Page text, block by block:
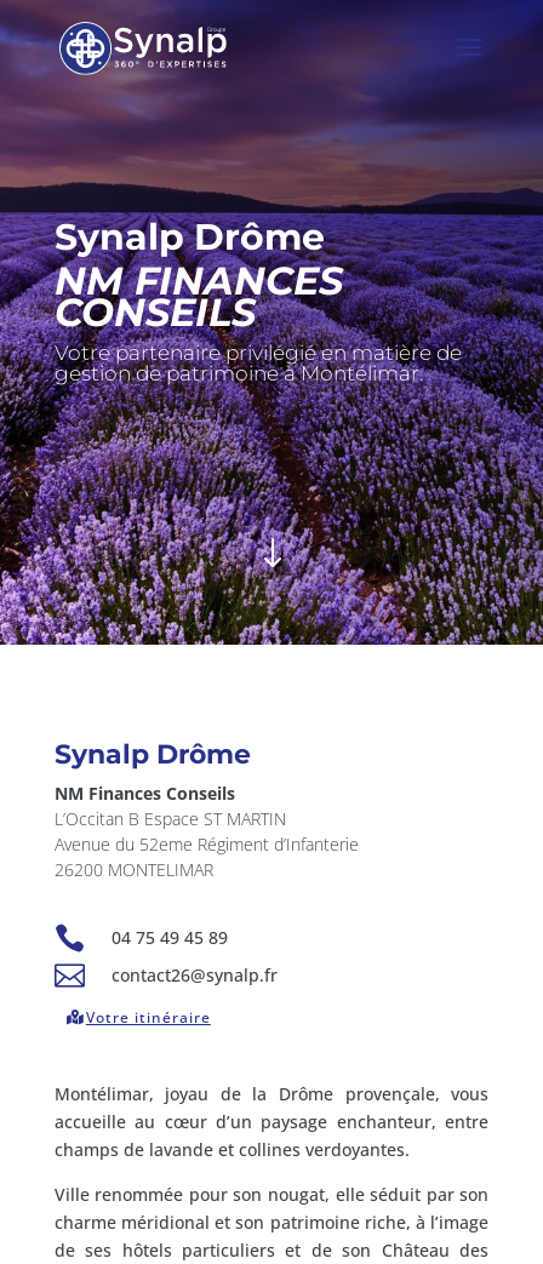
Synalp Drôme
NM FINANCES
CONSEILS
Votre partenaire privilégié en matière de
gestion de patrimoine à Montélimar.
"
Synalp Drôme
NM Finances Conseils
L’Occitan B Espace ST MARTIN
Avenue du 52eme Régiment d’Infanterie
26200 MONTELIMAR
 04 75 49 45 89
 contact26@synalp.fr
Votre itinéraire
Montélimar, joyau de la Drôme provençale, vous
accueille au cœur d’un paysage enchanteur, entre
champs de lavande et collines verdoyantes.
Ville renommée pour son nougat, elle séduit par son
charme méridional et son patrimoine riche, à l’image
de ses hôtels particuliers et de son Château des